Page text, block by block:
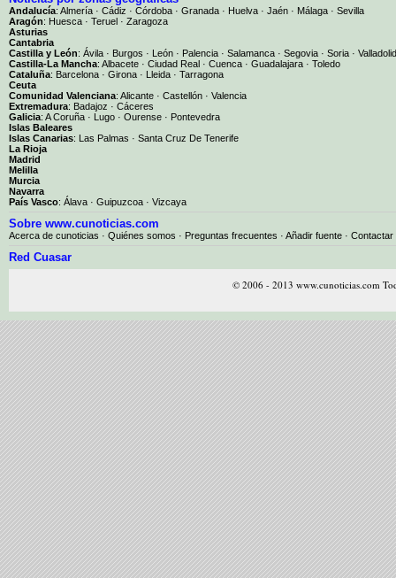
Andalucía: Almería · Cádiz · Córdoba · Granada · Huelva · Jaén · Málaga · Sevilla
Aragón: Huesca · Teruel · Zaragoza
Asturias
Cantabria
Castilla y León: Ávila · Burgos · León · Palencia · Salamanca · Segovia · Soria · Valladolid
Castilla-La Mancha: Albacete · Ciudad Real · Cuenca · Guadalajara · Toledo
Cataluña: Barcelona · Girona · Lleida · Tarragona
Ceuta
Comunidad Valenciana: Alicante · Castellón · Valencia
Extremadura: Badajoz · Cáceres
Galicia: A Coruña · Lugo · Ourense · Pontevedra
Islas Baleares
Islas Canarias: Las Palmas · Santa Cruz De Tenerife
La Rioja
Madrid
Melilla
Murcia
Navarra
País Vasco: Álava · Guipuzcoa · Vizcaya
Sobre www.cunoticias.com
Acerca de cunoticias · Quiénes somos · Preguntas frecuentes · Añadir fuente · Contactar
Red Cuasar
© 2006 - 2013 www.cunoticias.com